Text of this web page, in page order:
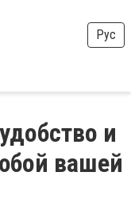
Рус
и
вашей